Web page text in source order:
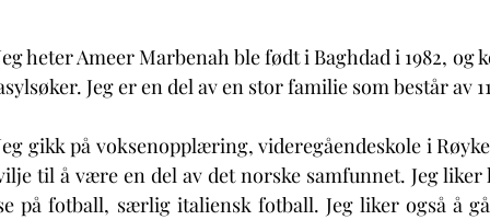
heter Ameer Marbenah ble født i Baghdad i 1982,
Jeg er en del av en stor familie som består av
gikk på voksenopplæring, videregåendeskole i
til å være en del av det norske samfunnet. Jeg liker
på fotball, særlig italiensk fotball. Jeg liker også å